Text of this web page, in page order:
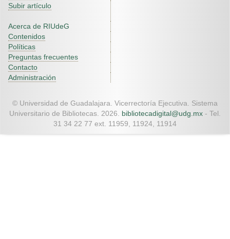
Subir artículo
Acerca de RIUdeG
Contenidos
Políticas
Preguntas frecuentes
Contacto
Administración
© Universidad de Guadalajara. Vicerrectoría Ejecutiva. Sistema
Universitario de Bibliotecas. 2026. bibliotecadigital@udg.mx - Tel.
31 34 22 77 ext. 11959, 11924, 11914